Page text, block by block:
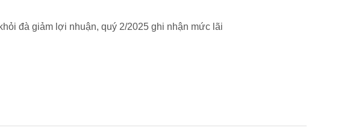
đà giảm lợi nhuận, quý 2/2025 ghi nhận mức lãi